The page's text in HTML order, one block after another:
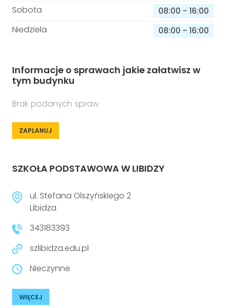
Sobota
08:00 - 16:00
Niedziela
08:00 - 16:00
Informacje o sprawach jakie załatwisz w
tym budynku
Brak podanych spraw
ZAPLANUJ
SZKOŁA PODSTAWOWA W LIBIDZY
ul. Stefana Olszyńskiego 2
Libidza
343183393
szlibidza.edu.pl
Nieczynne
WIĘCEJ